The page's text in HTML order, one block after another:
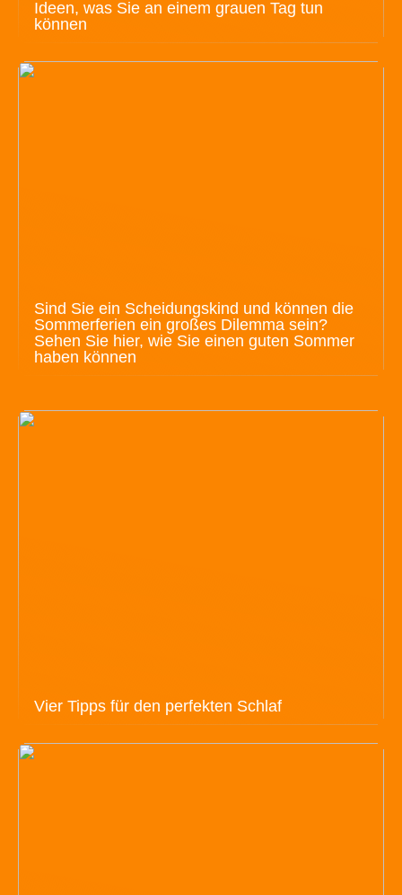
Ideen, was Sie an einem grauen Tag tun
können
Sind Sie ein Scheidungskind und können die
Sommerferien ein großes Dilemma sein?
Sehen Sie hier, wie Sie einen guten Sommer
haben können
Vier Tipps für den perfekten Schlaf